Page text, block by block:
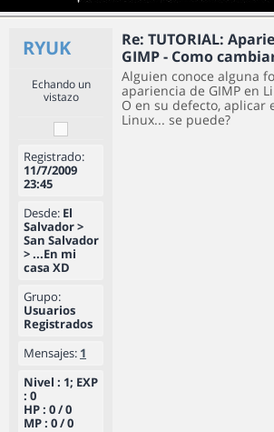
RYUK
Re: TUTORIAL:
GIMP - Como
Echando un
vistazo
Registrado:
11/7/2009
23:45
Desde: El
Salvador >
San Salvador
> ...En mi
casa XD
Grupo:
Usuarios
Registrados
Mensajes: 1
Nivel : 1; EXP
: 0
HP : 0 / 0
MP : 0 / 0
Alguien conoce alguna
apariencia de GIMP en
O en su defecto, aplicar
Linux... se puede?